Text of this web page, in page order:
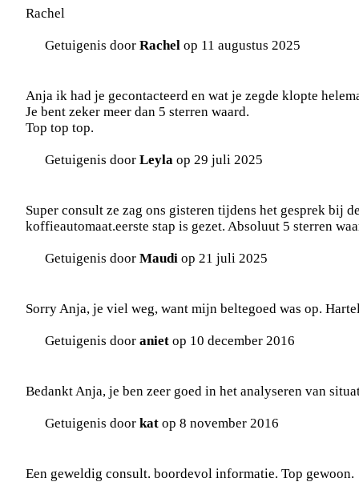
Rachel
Getuigenis door Rachel op 11 augustus 2025
Anja ik had je gecontacteerd en wat je zegde klopte
Je bent zeker meer dan 5 sterren waard.
Top top top.
Getuigenis door Leyla op 29 juli 2025
Super consult ze zag ons gisteren tijdens het gesprek bij
koffieautomaat.eerste stap is gezet. Absoluut 5 sterren
Getuigenis door Maudi op 21 juli 2025
Sorry Anja, je viel weg, want mijn beltegoed was op.
Getuigenis door aniet op 10 december 2016
Bedankt Anja, je ben zeer goed in het analyseren van
Getuigenis door kat op 8 november 2016
Een geweldig consult. boordevol informatie. Top gewoon.